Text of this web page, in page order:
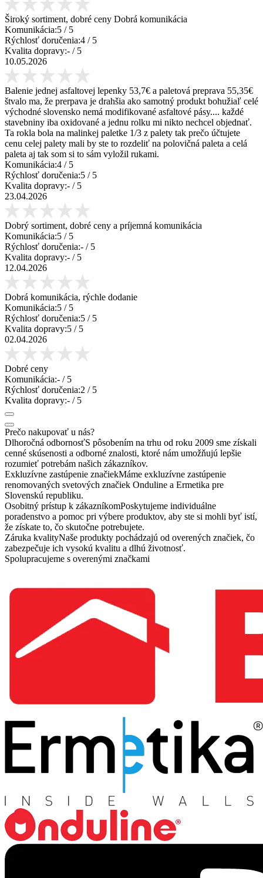
Široký sortiment, dobré ceny Dobrá komunikácia
Komunikácia:5 / 5
Rýchlosť doručenia:4 / 5
Kvalita dopravy:- / 5
10.05.2026
Balenie jednej asfaltovej lepenky 53,7€ a paletová preprava 55,35€
štvalo ma, že prerpava je drahšia ako samotný produkt bohužiaľ celé
východné slovensko nemá modifikované asfaltové pásy.... každé
stavebniny iba oxidované a jednu rolku mi nikto nechcel objednať.
Ta rokla bola na malinkej paletke 1/3 z palety tak prečo účtujete
cenu celej palety mali by ste to rozdeliť na polovičná paleta a celá
paleta aj tak som si to sám vyložil rukami.
Komunikácia:4 / 5
Rýchlosť doručenia:5 / 5
Kvalita dopravy:- / 5
23.04.2026
Dobrý sortiment, dobré ceny a príjemná komunikácia
Komunikácia:5 / 5
Rýchlosť doručenia:- / 5
Kvalita dopravy:- / 5
12.04.2026
Dobrá komunikácia, rýchle dodanie
Komunikácia:5 / 5
Rýchlosť doručenia:5 / 5
Kvalita dopravy:5 / 5
02.04.2026
Dobré ceny
Komunikácia:- / 5
Rýchlosť doručenia:2 / 5
Kvalita dopravy:- / 5
Prečo nakupovať u nás?
Dlhoročná odbornosťS pôsobením na trhu od roku 2009 sme získali
cenné skúsenosti a odborné znalosti, ktoré nám umožňujú lepšie
rozumieť potrebám našich zákazníkov.
Exkluzívne zastúpenie značiekMáme exkluzívne zastúpenie
renomovaných svetových značiek Onduline a Ermetika pre
Slovenskú republiku.
Osobitný prístup k zákazníkomPoskytujeme individuálne
poradenstvo a pomoc pri výbere produktov, aby ste si mohli byť istí,
že získate to, čo skutočne potrebujete.
Záruka kvalityNaše produkty pochádzajú od overených značiek, čo
zabezpečuje ich vysokú kvalitu a dlhú životnosť.
Spolupracujeme s overenými značkami